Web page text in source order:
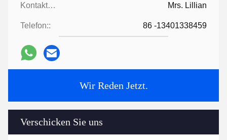
Kontaktpersonen: Mrs. Lillian
Telefon:: 86 -13401338459
Wir Reden Jetzt.
Verschicken Sie uns